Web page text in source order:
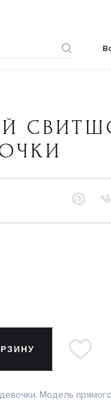
Модель прямого